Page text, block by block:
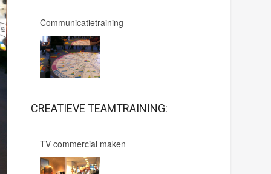
Communicatietraining
CREATIEVE TEAMTRAINING:
TV commercial maken